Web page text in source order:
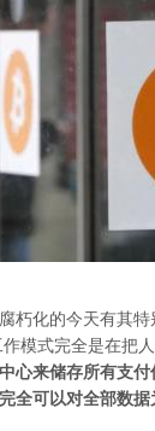
朽化的今天有其
模式完全是在把
心来储存所有支
全可以对全部数据